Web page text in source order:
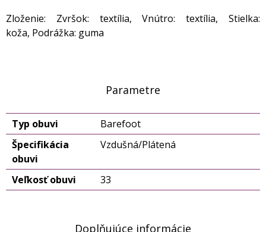
Zloženie: Zvršok: textília, Vnútro: textília, Stielka:
koža, Podrážka: guma
Parametre
Typ obuvi
Barefoot
Špecifikácia
obuvi
Vzdušná/Plátená
Veľkosť obuvi 33
Doplňujúce informácie